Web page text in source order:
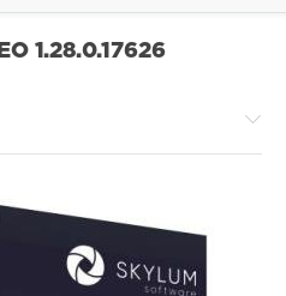
1.28.0.17626